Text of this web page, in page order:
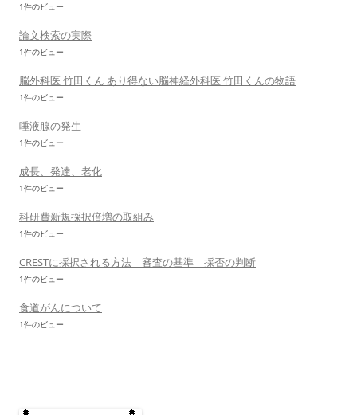
1件のビュー
論文検索の実際
1件のビュー
脳外科医 竹田くん あり得ない脳神経外科医 竹田くんの物語
1件のビュー
唾液腺の発生
1件のビュー
成長、発達、老化
1件のビュー
科研費新規採択倍増の取組み
1件のビュー
CRESTに採択される方法 審査の基準 採否の判断
1件のビュー
食道がんについて
1件のビュー